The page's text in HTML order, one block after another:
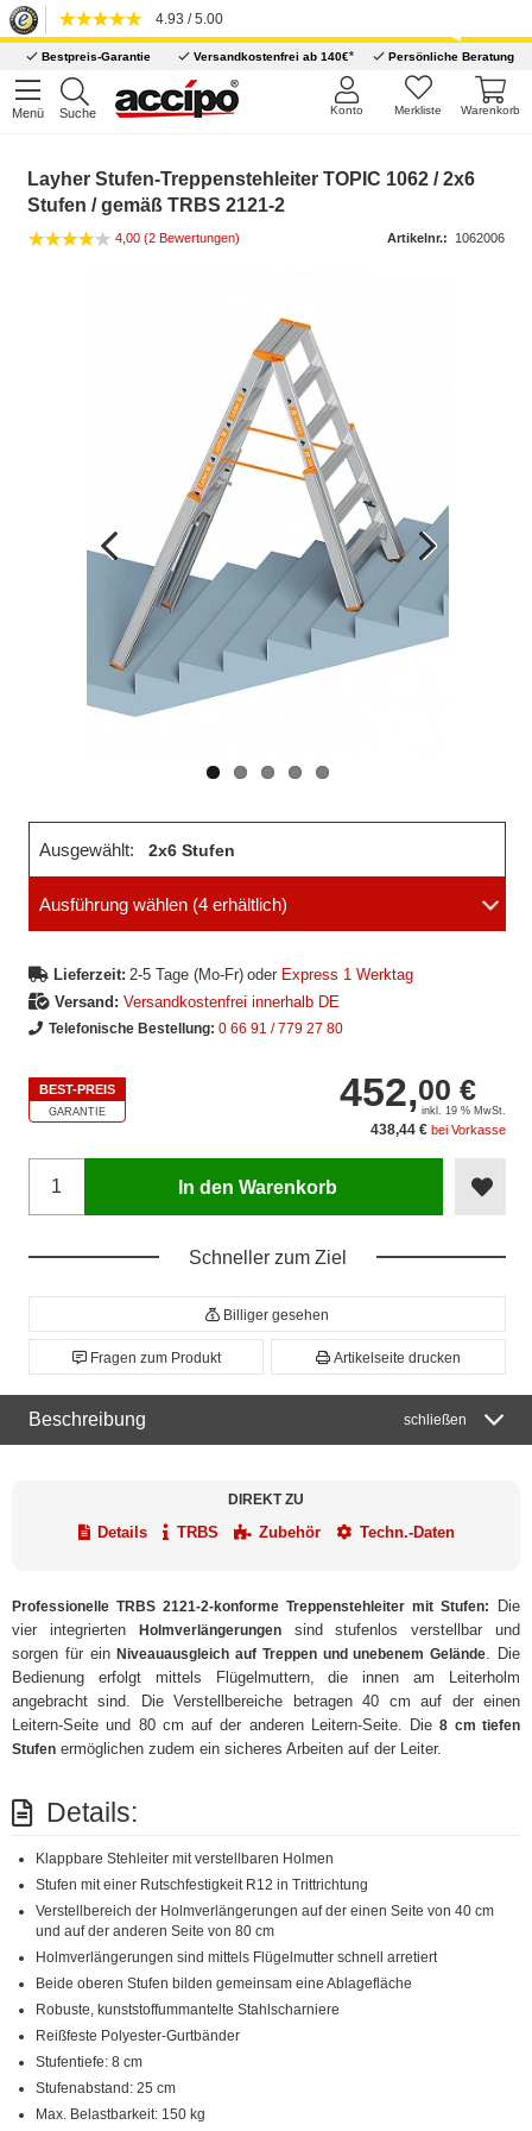
4.93 / 5.00
Bestpreis-Garantie Versandkostenfrei ab 140€* Persönliche Beratung
Menü Suche Warenkorb
Merkliste
Konto
Layher Stufen-Treppenstehleiter TOPIC 1062 / 2x6
Stufen / gemäß TRBS 2121-2
4,00 (2 Bewertungen) Artikelnr.: 1062006
Vorheriges
Nächstes
Bild
Ausgewählt: 2x6 Stufen
Ausführung wählen (4 erhältlich)
Lieferzeit: 2-5 Tage (Mo-Fr) oder Express 1 Werktag
Versand: Versandkostenfrei innerhalb DE
Telefonische Bestellung: 0 66 91 / 779 27 80
BEST-PREIS
GARANTIE 452,00 €
inkl. 19 % MwSt.
438,44 € bei Vorkasse
In den Warenkorb
Schneller zum Ziel
Billiger gesehen
Fragen zum Produkt Artikelseite drucken
Beschreibung schließen
DIREKT ZU
Details TRBS Zubehör Techn.-Daten
Professionelle TRBS 2121-2-konforme Treppenstehleiter mit Stufen:
Die
vier integrierten
Holmverlängerungensind stufenlos verstellbar und
sorgen für einNiveauausgleich auf Treppen und unebenem Gelände. Die
Bedienung erfolgt mittels Flügelmuttern, die innen am Leiterholm
angebracht sind. Die Verstellbereiche betragen 40 cm auf der einen
Leitern-Seite und 80 cm auf der anderen Leitern-Seite. Die8 cm tiefen
Stufen ermöglichen zudem ein sicheres Arbeiten auf der Leiter.
Details:
Klappbare Stehleiter mit verstellbaren Holmen
Stufen mit einer Rutschfestigkeit R12 in Trittrichtung
Verstellbereich der Holmverlängerungen auf der einen Seite von 40 cm
und auf der anderen Seite von 80 cm
Holmverlängerungen sind mittels Flügelmutter schnell arretiert
Beide oberen Stufen bilden gemeinsam eine Ablagefläche
Robuste, kunststoffummantelte Stahlscharniere
Reißfeste Polyester-Gurtbänder
Stufentiefe: 8 cm
Stufenabstand: 25 cm
Max. Belastbarkeit: 150 kg